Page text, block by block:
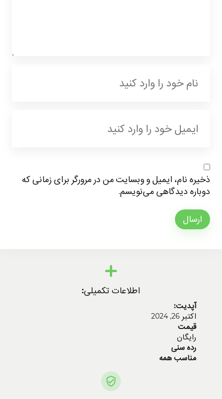
ذخیره نام، ایمیل و وبسایت من در مرورگر برای زمانی که
دوباره دیدگاهی می‌نویسم.
ارسال
اطلاعات تکمیلی:
آپدیت:
اکتبر 26, 2024
قیمت
رایگان
رده سنی
مناسب همه